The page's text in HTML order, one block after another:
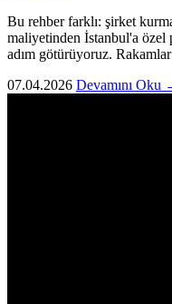
Bu rehber farklı: şirket
maliyetinden İstanbul'a özel
adım götürüyoruz.
07.04.2026 Devamını Oku